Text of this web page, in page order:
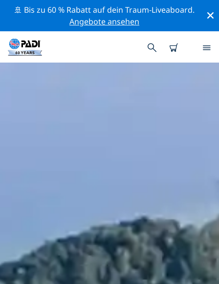
🚢 Bis zu 60 % Rabatt auf dein Traum-Liveaboard.
Angebote ansehen